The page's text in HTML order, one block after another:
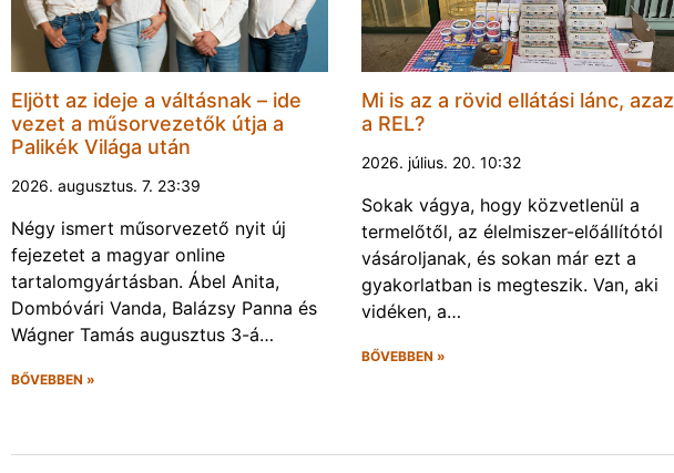
Eljött az ideje a váltásnak – ide
vezet a műsorvezetők útja a
Palikék Világa után
2026. augusztus. 7. 23:39
Négy ismert műsorvezető nyit új
fejezetet a magyar online
tartalomgyártásban. Ábel Anita,
Dombóvári Vanda, Balázsy Panna és
Wágner Tamás augusztus 3-á…
BŐVEBBEN »
Mi is az a rövid ellátási lánc, azaz
a REL?
2026. július. 20. 10:32
Sokak vágya, hogy közvetlenül a
termelőtől, az élelmiszer-előállítótól
vásároljanak, és sokan már ezt a
gyakorlatban is megteszik. Van, aki
vidéken, a…
BŐVEBBEN »